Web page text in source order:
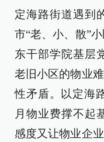
定海路街道遇到
市“老、小、散”
东干部学院基层
老旧小区的物业
性矛盾。以定海
月物业费撑不起
感度又让物业企